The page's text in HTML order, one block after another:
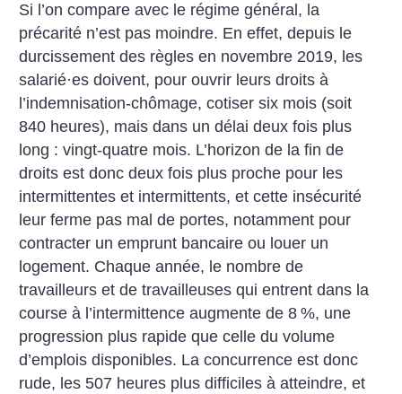
Si l’on compare avec le régime général, la
précarité n’est pas moindre. En effet, depuis le
durcissement des règles en novembre 2019, les
salarié·es doivent, pour ouvrir leurs droits à
l’indemnisation-chômage, cotiser six mois (soit
840 heures), mais dans un délai deux fois plus
long : vingt-quatre mois. L’horizon de la fin de
droits est donc deux fois plus proche pour les
intermittentes et intermittents, et cette insécurité
leur ferme pas mal de portes, notamment pour
contracter un emprunt bancaire ou louer un
logement. Chaque année, le nombre de
travailleurs et de travailleuses qui entrent dans la
course à l’intermittence augmente de 8 %, une
progression plus rapide que celle du volume
d’emplois disponibles. La concurrence est donc
rude, les 507 heures plus difficiles à atteindre, et